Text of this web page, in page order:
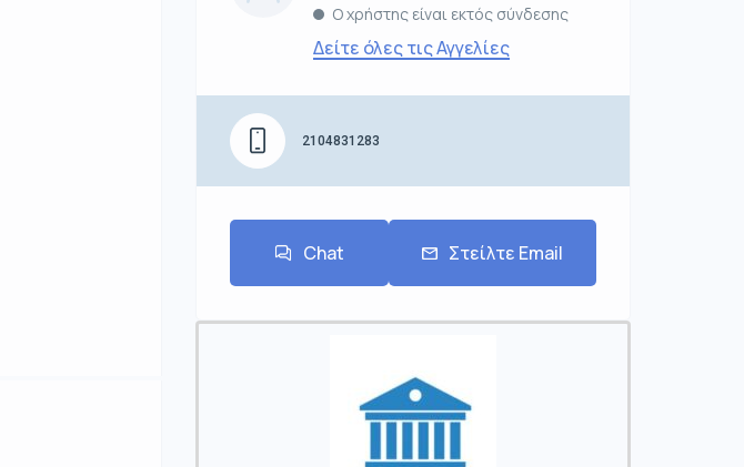
Ο χρήστης είναι εκτός σύνδεσης
Δείτε όλες τις Αγγελίες
2104831283
Chat Στείλτε Email